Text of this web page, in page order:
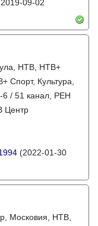
09-02
НТВ, НТВ+
Культура,
/ 51 канал, РЕН
Центр
(2022-01-30
Московия, НТВ,